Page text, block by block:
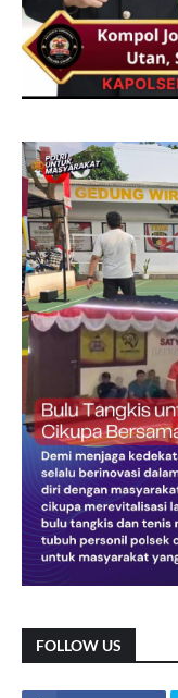
FOLLOW US